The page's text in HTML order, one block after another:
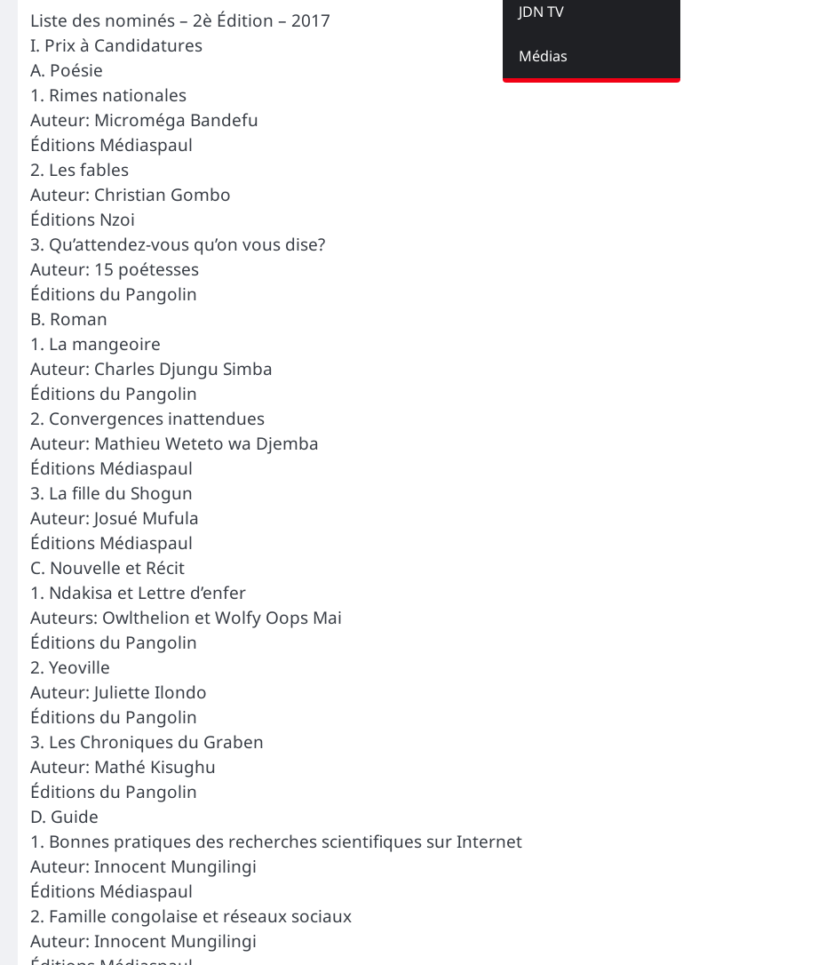
JDN TV
Médias
Liste des nominés – 2è Édition – 2017
I. Prix à Candidatures
A. Poésie
1. Rimes nationales
Auteur: Microméga Bandefu
Éditions Médiaspaul
2. Les fables
Auteur: Christian Gombo
Éditions Nzoi
3. Qu’attendez-vous qu’on vous dise?
Auteur: 15 poétesses
Éditions du Pangolin
B. Roman
1. La mangeoire
Auteur: Charles Djungu Simba
Éditions du Pangolin
2. Convergences inattendues
Auteur: Mathieu Weteto wa Djemba
Éditions Médiaspaul
3. La fille du Shogun
Auteur: Josué Mufula
Éditions Médiaspaul
C. Nouvelle et Récit
1. Ndakisa et Lettre d’enfer
Auteurs: Owlthelion et Wolfy Oops Mai
Éditions du Pangolin
2. Yeoville
Auteur: Juliette Ilondo
Éditions du Pangolin
3. Les Chroniques du Graben
Auteur: Mathé Kisughu
Éditions du Pangolin
D. Guide
1. Bonnes pratiques des recherches scientifiques sur Internet
Auteur: Innocent Mungilingi
Éditions Médiaspaul
2. Famille congolaise et réseaux sociaux
Auteur: Innocent Mungilingi